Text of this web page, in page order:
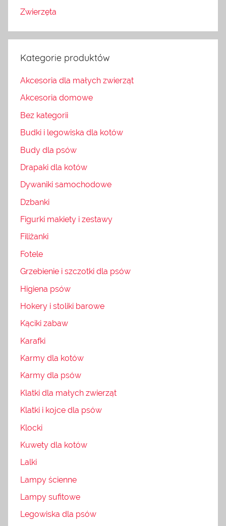
Zwierzęta
Kategorie produktów
Akcesoria dla małych zwierząt
Akcesoria domowe
Bez kategorii
Budki i legowiska dla kotów
Budy dla psów
Drapaki dla kotów
Dywaniki samochodowe
Dzbanki
Figurki makiety i zestawy
Filiżanki
Fotele
Grzebienie i szczotki dla psów
Higiena psów
Hokery i stoliki barowe
Kąciki zabaw
Karafki
Karmy dla kotów
Karmy dla psów
Klatki dla małych zwierząt
Klatki i kojce dla psów
Klocki
Kuwety dla kotów
Lalki
Lampy ścienne
Lampy sufitowe
Legowiska dla psów